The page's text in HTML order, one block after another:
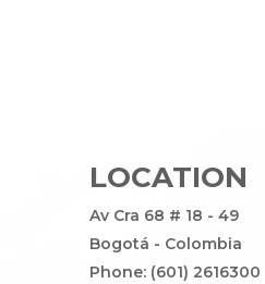
LOCATION
Av Cra 68 # 18 - 49
Bogotá - Colombia
Phone: (601) 2616300